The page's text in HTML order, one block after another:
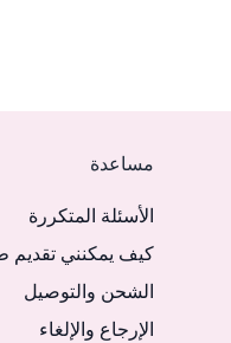
مساعدة
الأسئلة المتكررة
كيف يمكنني
الشحن والتوصيل
الإرجاع والإلغاء